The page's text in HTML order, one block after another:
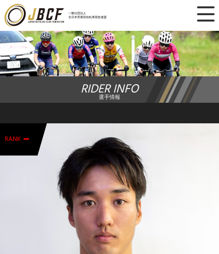
一般社団法人
全日本実業団自転車競技連盟
×
ニュース
レース日程
ランキング
チーム・選手
競技ガイド
加盟・登録
エントリー
JBCF ROAD SERIESとは
RIDER INFO
選手情報
RANK -